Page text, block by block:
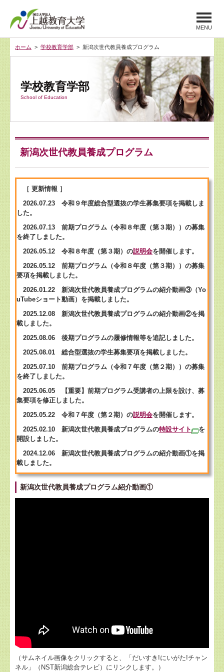
MENU
ホーム > 学校教育学部 > 新潟次世代教員養成プログラム
学校教育学部
School of Education
新潟次世代教員養成プログラム
［ 更新情報 ］
2026.07.23 令和９年度総合型選抜の学生募集要項を掲載しま
した。
2026.07.13 前期プログラム（令和８年度（第３期））の募集
を終了しました。
2026.05.12 令和８年度（第３期）の説明会を開催します。
2026.05.12 前期プログラム（令和８年度（第３期））の募集
要項を掲載しました。
2026.01.22 新潟次世代教員養成プログラムの紹介動画③（Yo
uTubeショート動画）を掲載しました。
2025.12.08 新潟次世代教員養成プログラムの紹介動画②を掲
載しました。
2025.08.06 後期プログラムの履修情報等を追記しました。
2025.08.01 総合型選抜の学生募集要項を掲載しました。
2025.07.10 前期プログラム（令和７年度（第２期））の募集
を終了しました。
2025.06.05 【重要】前期プログラム受講者の上限を設け、募
集要項を修正しました。
2025.05.22 令和７年度（第２期）の説明会を開催します。
2025.02.10 新潟次世代教員養成プログラムの特設サイト
を
開設しました。
2024.12.06 新潟次世代教員養成プログラムの紹介動画①を掲
載しました。
新潟次世代教員養成プログラム紹介動画①
（サムネイル画像をクリックすると、「だいすき!にいがた!チャン
ネル」（NST新潟総合テレビ）にリンクします。）